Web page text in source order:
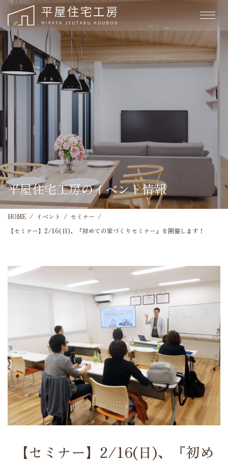
平屋住宅工房のイベント情報
HOME イベント
セミナー
【セミナー】2/16(日)、『初めての家づくりセミナー』を開催します！
【セミナー】2/16(日)、『初め